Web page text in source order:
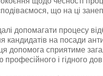
сподіваємося, що на ці
допомагати процесу
кандидатів на посади
допомога сприятиме
і гідного